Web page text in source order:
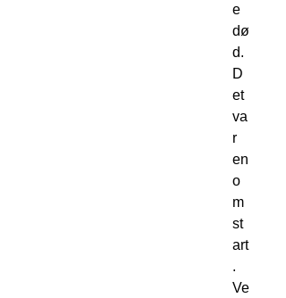
e
dø
d.
D
et
va
r
en
o
m
st
art
.
Ve